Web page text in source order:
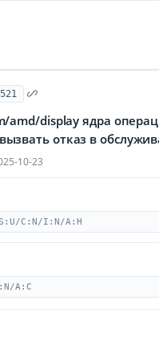
amd/display ядра
отказ в
10-23
C:N/I:N/A:H
A:C